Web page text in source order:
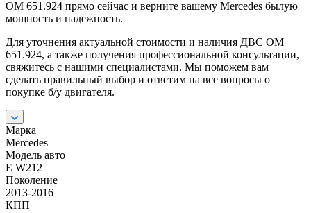
OM 651.924 прямо сейчас и верните вашему Mercedes былую
мощность и надежность.
Для уточнения актуальной стоимости и наличия ДВС OM
651.924, а также получения профессиональной консультации,
свяжитесь с нашими специалистами. Мы поможем вам
сделать правильный выбор и ответим на все вопросы о
покупке б/у двигателя.
Марка
Mercedes
Модель авто
E W212
Поколение
2013-2016
КПП